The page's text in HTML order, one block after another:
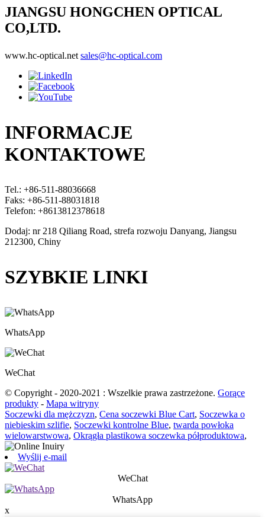
JIANGSU HONGCHEN OPTICAL
CO,LTD.
www.hc-optical.net sales@hc-optical.com
INFORMACJE
KONTAKTOWE
Tel.: +86-511-88036668
Faks: +86-511-88031818
Telefon: +8613812378618
Dodaj: nr 218 Qiliang Road, strefa rozwoju Danyang, Jiangsu
212300, Chiny
SZYBKIE LINKI
WhatsApp
WeChat
© Copyright - 2020-2021 : Wszelkie prawa zastrzeżone. Gorące
produkty - Mapa witryny
Soczewki dla mężczyzn, Cena soczewki Blue Cart, Soczewka o
niebieskim szlifie, Soczewki kontrolne Blue, twarda powłoka
wielowarstwowa, Okrągła plastikowa soczewka półproduktowa,
Wyślij e-mail
WeChat
WhatsApp
x